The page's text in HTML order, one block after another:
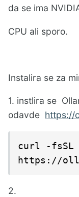
da se ima
CPU ali sporo.
Instalira se za
1. instlira se
odavde https://
curl -fsSL
https://
2.